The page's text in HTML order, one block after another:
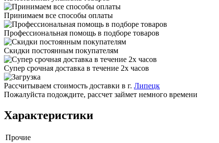
Принимаем все способы оплаты
Профессиональная помощь в подборе товаров
Скидки постоянным покупателям
Супер срочная доставка в течение 2х часов
Рассчитываем стоимость доставки в г. Липецк
Пожалуйста подождите, рассчет займет немного времени
Характеристики
Прочие